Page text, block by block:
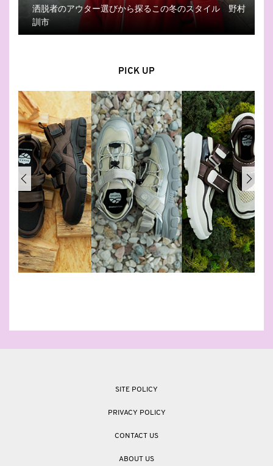
洒脱者のアウター選びから探るこの冬のスタイル 野村
訓市
PICK UP
SITE POLICY
PRIVACY POLICY
CONTACT US
ABOUT US